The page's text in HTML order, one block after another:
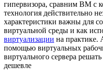
гипервизора, сравним ВМ с
технология действительно
характеристики важны для
виртуальной среды и как
виртуализации на практике.
помощью виртуальных
виртуального сервера
дешевле